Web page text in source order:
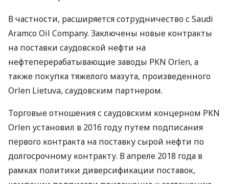
В частности, расширяется сотрудничество с Saudi
Aramco Oil Company. Заключены новые контракты
на поставки саудовской нефти на
нефтеперерабатывающие заводы PKN Orlen, а
также покупка тяжелого мазута, произведенного
Orlen Lietuva, саудовским партнером.
Торговые отношения с саудовским концерном PKN
Orlen установил в 2016 году путем подписания
первого контракта на поставку сырой нефти по
долгосрочному контракту. В апреле 2018 года в
рамках политики диверсификации поставок,